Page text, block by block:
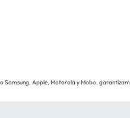
Apple, Motorola y Mobo,